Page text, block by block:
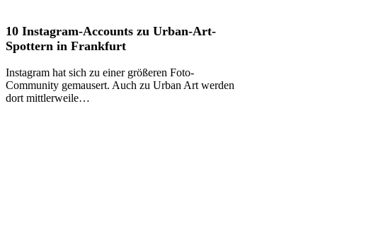
10
Instagram-
Accounts
zu
Urban-
Art-
Spottern
10 Instagram-Accounts zu Urban-Art-
Spottern in Frankfurt
Instagram hat sich zu einer größeren Foto-
Community gemausert. Auch zu Urban Art werden
dort mittlerweile…